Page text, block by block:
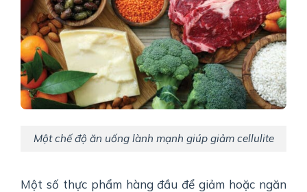
Một chế độ ăn uống lành mạnh giúp giảm cellulite
Một số thực phẩm hàng đầu để giảm hoặc ngăn